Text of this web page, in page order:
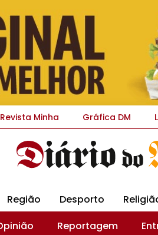
Revista Minha Gráfica DM
Região Desporto
Reportagem